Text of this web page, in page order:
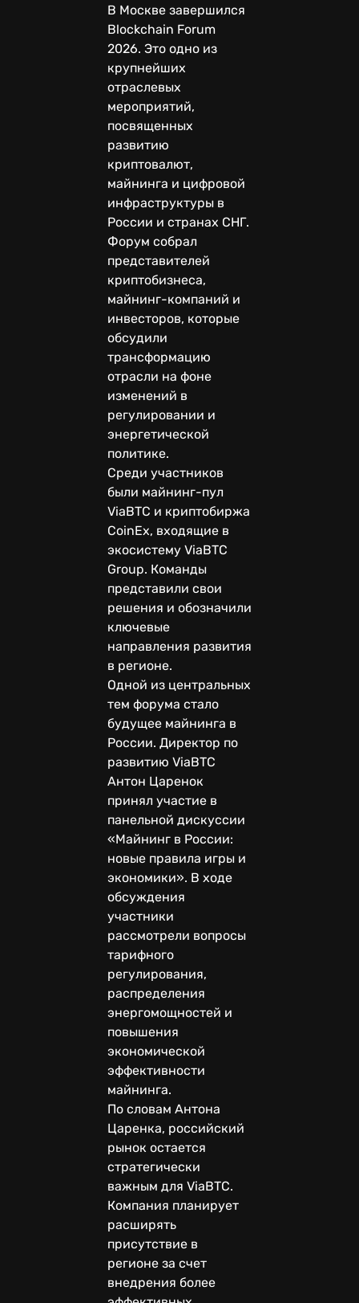
В Москве завершился
Blockchain Forum
2026. Это одно из
крупнейших
отраслевых
мероприятий,
посвященных
развитию
криптовалют,
майнинга и цифровой
инфраструктуры в
России и странах СНГ.
Форум собрал
представителей
криптобизнеса,
майнинг-компаний и
инвесторов, которые
обсудили
трансформацию
отрасли на фоне
изменений в
регулировании и
энергетической
политике.
Среди участников
были майнинг-пул
ViaBTC и криптобиржа
CoinEx, входящие в
экосистему ViaBTC
Group. Команды
представили свои
решения и обозначили
ключевые
направления развития
в регионе.
Одной из центральных
тем форума стало
будущее майнинга в
России. Директор по
развитию ViaBTC
Антон Царенок
принял участие в
панельной дискуссии
«Майнинг в России:
новые правила игры и
экономики». В ходе
обсуждения
участники
рассмотрели вопросы
тарифного
регулирования,
распределения
энергомощностей и
повышения
экономической
эффективности
майнинга.
По словам Антона
Царенка, российский
рынок остается
стратегически
важным для ViaBTC.
Компания планирует
расширять
присутствие в
регионе за счет
внедрения более